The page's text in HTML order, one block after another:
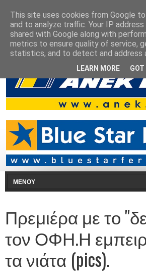
Πρεμιέρα με το
τον ΟΦΗ.Η
τα νιάτα (pics).
This site uses cookies from Google
and to analyze traffic. Your IP
shared with Google along with
metrics to ensure quality of service,
statistics, and to detect and address
LEARN MORE